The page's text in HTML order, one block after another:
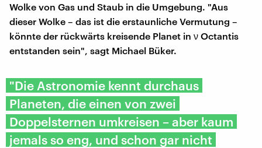
Wolke von Gas und Staub in die Umgebung. "Aus
dieser Wolke – das ist die erstaunliche Vermutung –
könnte der rückwärts kreisende Planet in ν Octantis
entstanden sein", sagt Michael Büker.
"Die Astronomie kennt durchaus
Planeten, die einen von zwei
Doppelsternen umkreisen – aber kaum
jemals so eng, und schon gar nicht